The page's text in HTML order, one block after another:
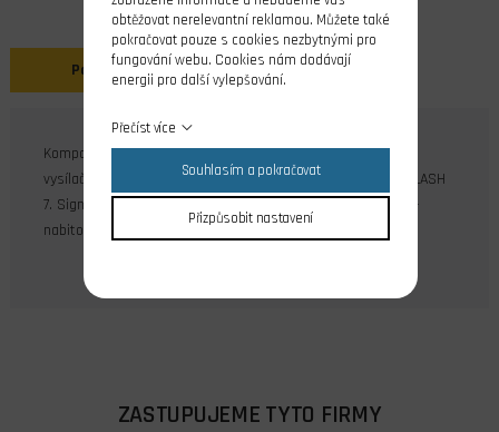
Popis
Kompaktní síťový nabíječ pro nabíjení 4-čl. aku NiMH ve
vysílačích Hitec proudem 180 mA. Pro vysílače: LYNX 4S, FLASH
7. Signalizace nabíjení LED diodou (červená - nabíjí/zelená -
nabito).
ZASTUPUJEME TYTO FIRMY
obtěžovat nerelevantní reklamou. Můžete také
pokračovat pouze s cookies nezbytnými pro
fungování webu. Cookies nám dodávají
energii pro další vylepšování.
Přečíst více
Souhlasím a pokračovat
Přizpůsobit nastavení